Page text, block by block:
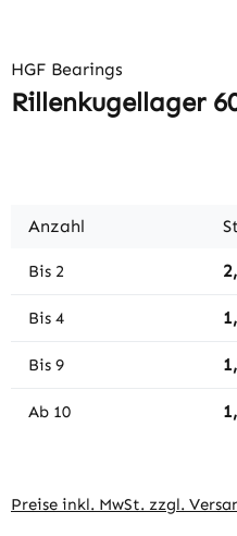
HGF Bearings
Rillenkugellager
Anzahl
Bis 2
Bis 4
Bis 9
Ab 10
Preise inkl. MwSt. zzgl.